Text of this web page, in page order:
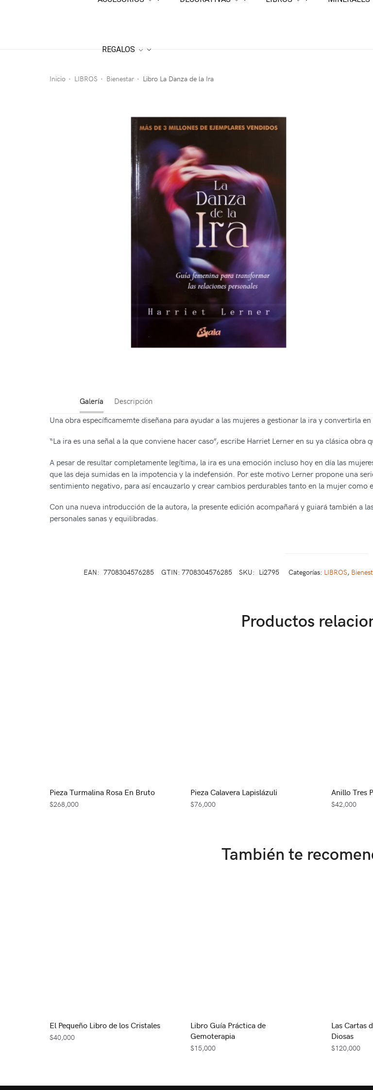
REGALOS
Inicio • LIBROS • Bienestar • Libro La Danza de la Ira
Galería Descripción
Una obra específicamemte diseñana para ayudar a las mujeres a gestionar la ira y convertirla
“La ira es una señal a la que conviene hacer caso”, escribe Harriet Lerner en su ya clásica
A pesar de resultar completamente legítima, la ira es una emoción incluso hoy en día las
que las deja sumidas en la impotencia y la indefensión. Por este motivo Lerner propone una
sentimiento negativo, para así encauzarlo y crear cambios perdurables tanto en la mujer como
Con una nueva introducción de la autora, la presente edición acompañará y guiará también a
personales sanas y equilibradas.
EAN: 7708304576285 GTIN: 7708304576285 SKU: Li2795 Categorías: LIBROS,
Productos
Pieza Turmalina Rosa En Bruto
$268,000
Pieza Calavera Lapislázuli
$76,000
Anillo Tres
$42,000
También te
El Pequeño Libro de los Cristales
$40,000
Libro Guía Práctica de
Gemoterapia
$15,000
Las Cartas
Diosas
$120,000